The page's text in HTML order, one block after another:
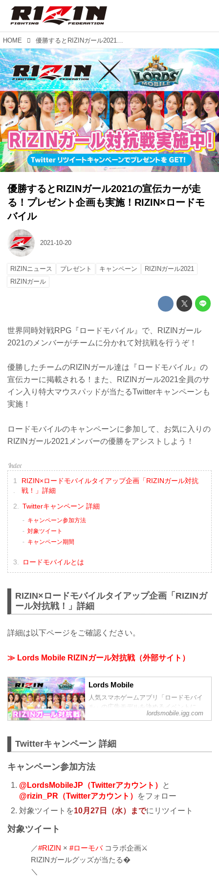
HOME 優勝するとRIZINガール2021の宣伝カーが走る！プレゼント企画も実施！RIZIN×ロードモバイル
優勝するとRIZINガール2021の宣伝カーが走
る！プレゼント企画も実施！RIZIN×ロードモ
バイル
2021-10-20
RIZINニュース プレゼント キャンペーン
RIZINガール2021
RIZINガール
世界同時対戦RPG『ロードモバイル』で、RIZINガール
2021のメンバーがチームに分かれて対抗戦を行うぞ！
優勝したチームのRIZINガール達は『ロードモバイル』の
宣伝カーに掲載される！また、RIZINガール2021全員のサ
イン入り特大マウスパッドが当たるTwitterキャンペーンも
実施！
ロードモバイルのキャンペーンに参加して、お気に入りの
RIZINガール2021メンバーの優勝をアシストしよう！
RIZIN×ロードモバイルタイアップ企画「RIZINガール対抗
戦！」詳細
Twitterキャンペーン 詳細
キャンペーン参加方法
対象ツイート
キャンペーン期間
ロードモバイルとは
RIZIN×ロードモバイルタイアップ企画「RIZINガ
ール対抗戦！」詳細
詳細は以下ページをご確認ください。
≫ Lords Mobile RIZINガール対抗戦（外部サイト）
Lords Mobile
人気スマホゲームアプリ「ロードモバイ
ル」の広告モデルを決めるイベントに
RIZINガール12名が参戦！ギルド共闘で優
仲間と協力して勝利を掴み取れ！あなた
の活躍次第で、推しの優勝が決まる！?
lordsmobile.igg.com
Twitterキャンペーン 詳細
キャンペーン参加方法
@LordsMobileJP（Twitterアカウント）
と
@rizin_PR（Twitterアカウント）
をフォロー
対象ツイートを10月27日（水）までにリツイート
対象ツイート
／#RIZIN × #ローモバコラボ企画⚔️
RIZINガールグッズが当たる�
＼